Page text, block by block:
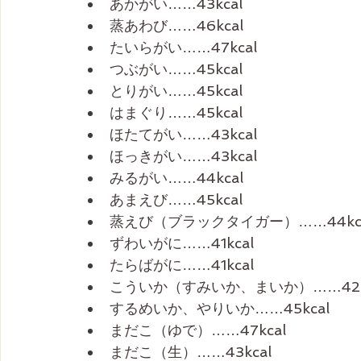
あかがい……43kcal
蒸あわび……46kcal
たいらがい……47kcal
つぶがい……45kcal
とりがい……45kcal
はまぐり……45kcal
ほたてがい……43kcal
ほっきがい……43kcal
みるがい……44kcal
あまえび……45kcal
蒸えび（ブラックタイガー）
ずわいがに……41kcal
たらばがに……41kcal
こういか（すみいか、まいか）
するめいか、やりいか……45kcal
まだこ（ゆで）……47kcal
まだこ（生）……43kcal